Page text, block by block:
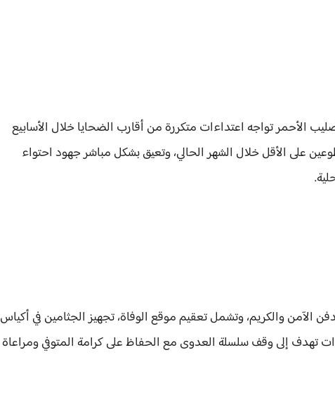
الأحمر تواجه اعتداءات متكررة من أقارب الضحايا خلال الأسابيع
هذه الاعتداءات أدت إلى إصابة 4 متطوعين على الأقل خلال الشهر الحالي، وتعيق بشكل مباشر جهود احتواء
الآمن والكريم، وتشمل تعقيم موقع الوفاة، تجهيز الجثامين في أكياس
تهدف إلى وقف سلسلة العدوى مع الحفاظ على كرامة المتوفي ومراعاة